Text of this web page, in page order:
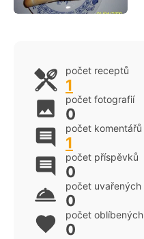
počet receptů
1
počet fotografií
0
počet komentářů
1
počet příspěvků
0
počet uvařených
0
počet oblíbených
0